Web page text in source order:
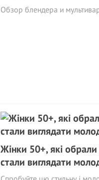
Обзор блендера и
Жінки 50+, які
стали виглядати